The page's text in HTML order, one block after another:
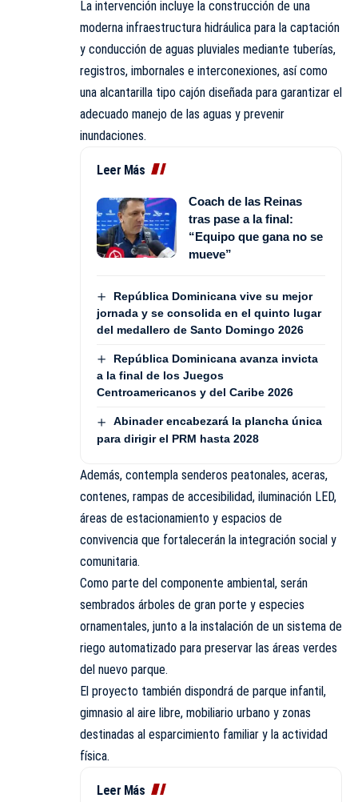
La intervención incluye la construcción de una
moderna infraestructura hidráulica para la captación
y conducción de aguas pluviales mediante tuberías,
registros, imbornales e interconexiones, así como
una alcantarilla tipo cajón diseñada para garantizar el
adecuado manejo de las aguas y prevenir
inundaciones.
Leer Más
Coach de las Reinas
tras pase a la final:
“Equipo que gana no se
mueve”
República Dominicana vive su mejor
jornada y se consolida en el quinto lugar
del medallero de Santo Domingo 2026
República Dominicana avanza invicta
a la final de los Juegos
Centroamericanos y del Caribe 2026
Abinader encabezará la plancha única
para dirigir el PRM hasta 2028
Además, contempla senderos peatonales, aceras,
contenes, rampas de accesibilidad, iluminación LED,
áreas de estacionamiento y espacios de
convivencia que fortalecerán la integración social y
comunitaria.
Como parte del componente ambiental, serán
sembrados árboles de gran porte y especies
ornamentales, junto a la instalación de un sistema de
riego automatizado para preservar las áreas verdes
del nuevo parque.
El proyecto también dispondrá de parque infantil,
gimnasio al aire libre, mobiliario urbano y zonas
destinadas al esparcimiento familiar y la actividad
física.
Leer Más